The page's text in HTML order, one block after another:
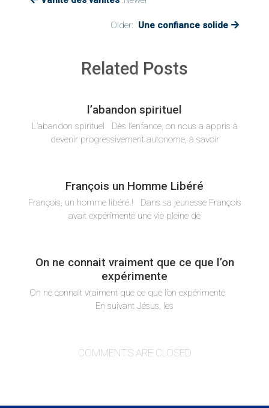
mon
Older: Une confiance solide
Related Posts
l’abandon spirituel
L’abandon spirituel Dès l’enfance, on nous a appris à
devenir progressivement autonome, à savoir
François un Homme Libéré
François, un homme libéré ! Dans sa jeunesse François
avait expérimenté une vie pleine de
On ne connait vraiment que ce que l’on
expérimente
On ne connait vraiment que ce que l’on expérimente
En suivant Jésus, les
COMMENTS ARE CLOSED